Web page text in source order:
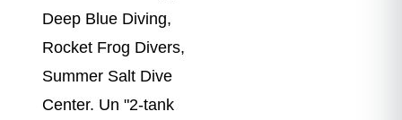
Deep Blue Diving,
Rocket Frog Divers,
Summer Salt Dive
Center. Un "2-tank